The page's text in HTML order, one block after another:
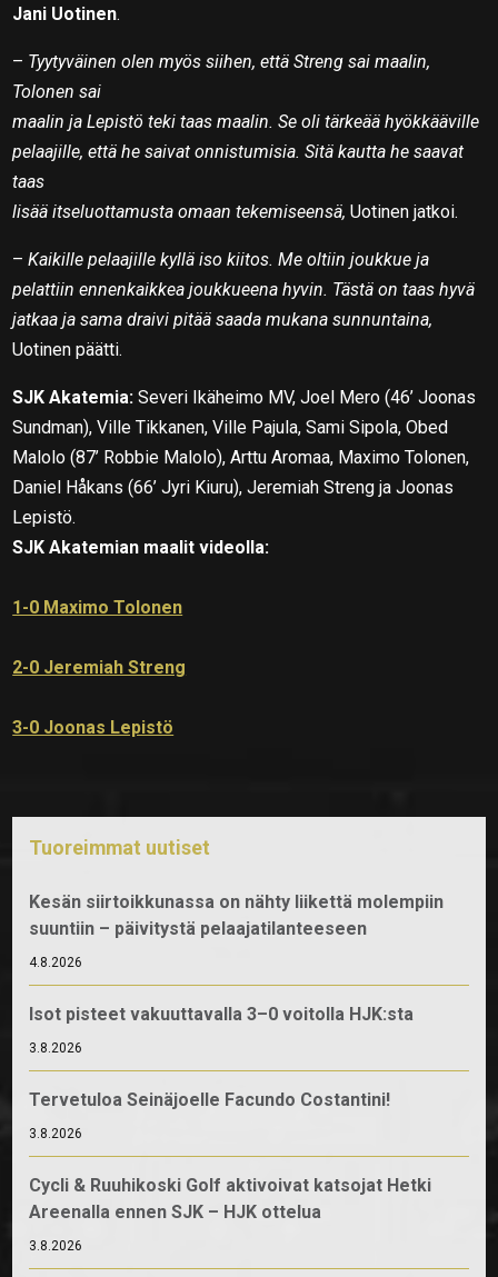
Jani Uotinen.
– Tyytyväinen olen myös siihen, että Streng sai maalin,
Tolonen sai
maalin ja Lepistö teki taas maalin. Se oli tärkeää hyökkääville
pelaajille, että he saivat onnistumisia. Sitä kautta he saavat
taas
lisää itseluottamusta omaan tekemiseensä, Uotinen jatkoi.
–Kaikille pelaajille kyllä iso kiitos. Me oltiin joukkue ja
pelattiin ennenkaikkea joukkueena hyvin. Tästä on taas hyvä
jatkaa ja sama draivi pitää saada mukana sunnuntaina,
Uotinen päätti.
SJK Akatemia: Severi Ikäheimo MV, Joel Mero (46’ Joonas
Sundman), Ville Tikkanen, Ville Pajula, Sami Sipola, Obed
Malolo (87’ Robbie Malolo), Arttu Aromaa, Maximo Tolonen,
Daniel Håkans (66’ Jyri Kiuru), Jeremiah Streng ja Joonas
Lepistö.
SJK Akatemian maalit videolla:
1-0 Maximo Tolonen
2-0 Jeremiah Streng
3-0 Joonas Lepistö
Tuoreimmat uutiset
Kesän siirtoikkunassa on nähty liikettä molempiin
suuntiin – päivitystä pelaajatilanteeseen
4.8.2026
Isot pisteet vakuuttavalla 3–0 voitolla HJK:sta
3.8.2026
Tervetuloa Seinäjoelle Facundo Costantini!
3.8.2026
Cycli & Ruuhikoski Golf aktivoivat katsojat Hetki
Areenalla ennen SJK – HJK ottelua
3.8.2026